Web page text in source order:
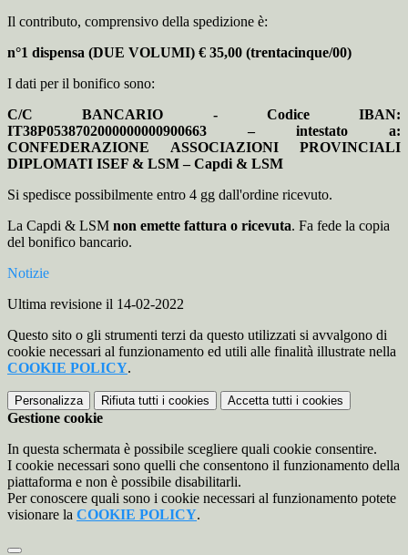
Il contributo, comprensivo della spedizione è:
n°1 dispensa (DUE VOLUMI) € 35,00 (trentacinque/00)
I dati per il bonifico sono:
C/C BANCARIO -
Codice IBAN:
IT38P0538702000000000900663 – intestato a:
CONFEDERAZIONE ASSOCIAZIONI PROVINCIALI
DIPLOMATI ISEF & LSM – Capdi & LSM
Si spedisce possibilmente entro 4 gg dall'ordine ricevuto.
La Capdi & LSM non emette fattura o ricevuta. Fa fede la copia
del bonifico bancario.
Notizie
Ultima revisione il 14-02-2022
Questo sito o gli strumenti terzi da questo utilizzati si avvalgono di
cookie necessari al funzionamento ed utili alle finalità illustrate nella
COOKIE POLICY.
Personalizza Rifiuta tutti i cookies Accetta tutti i cookies
Gestione cookie
In questa schermata è possibile scegliere quali cookie consentire.
I cookie necessari sono quelli che consentono il funzionamento della
piattaforma e non è possibile disabilitarli.
Per conoscere quali sono i cookie necessari al funzionamento potete
visionare la COOKIE POLICY.